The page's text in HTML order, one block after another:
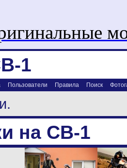
1
Пользователи Правила Поиск
на CB-1